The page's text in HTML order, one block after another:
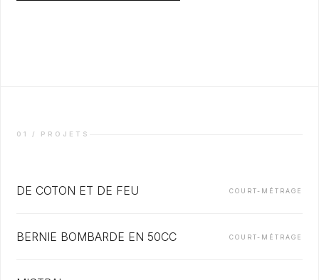
01 / PROJETS
DE COTON ET DE FEU COURT-MÉTRAGE
BERNIE BOMBARDE EN 50CC COURT-MÉTRAGE